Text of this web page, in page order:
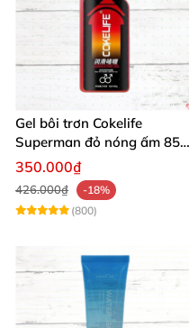
Gel bôi trơn Cokelife
Superman đỏ nóng ấm 85g
giảm đau rát
350.000₫
426.000₫
-18%
(800)